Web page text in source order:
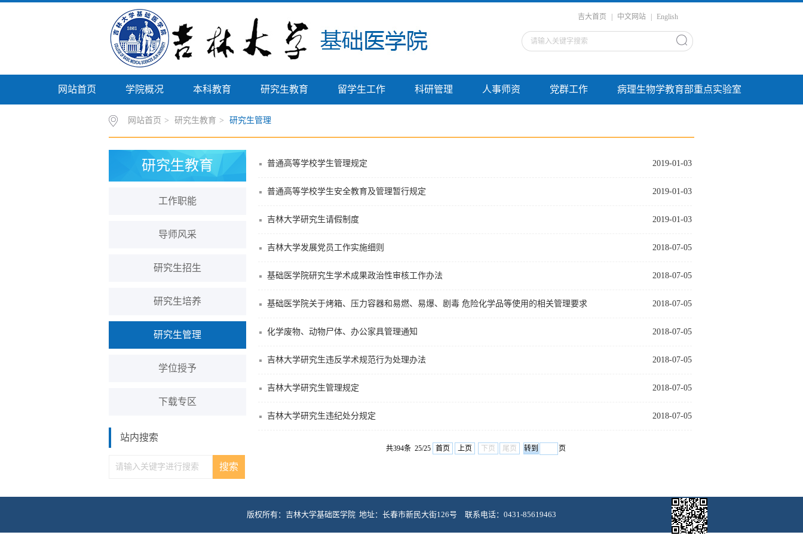
吉大首页 中文网站 English
网站首页 学院概况 本科教育 研究生教育 留学生工作 科研管理 人事师资 党群工作 病理生物学教育部重点实验室
网站首页 > 研究生教育 > 研究生管理
研究生教育
工作职能
导师风采
研究生招生
研究生培养
研究生管理
学位授予
下载专区
站内搜索
2019-01-03
普通高等学校学生管理规定
2019-01-03
普通高等学校学生安全教育及管理暂行规定
2019-01-03
吉林大学研究生请假制度
2018-07-05
吉林大学发展党员工作实施细则
2018-07-05
基础医学院研究生学术成果政治性审核工作办法
2018-07-05
基础医学院关于烤箱、压力容器和易燃、易爆、剧毒 危险化学品等使用的相关管理要求
2018-07-05
化学废物、动物尸体、办公家具管理通知
2018-07-05
吉林大学研究生违反学术规范行为处理办法
2018-07-05
吉林大学研究生管理规定
2018-07-05
吉林大学研究生违纪处分规定
共394条 25/25 首页 上页 下页 尾页 页
版权所有：吉林大学基础医学院 地址：长春市新民大街126号 联系电话：0431-85619463